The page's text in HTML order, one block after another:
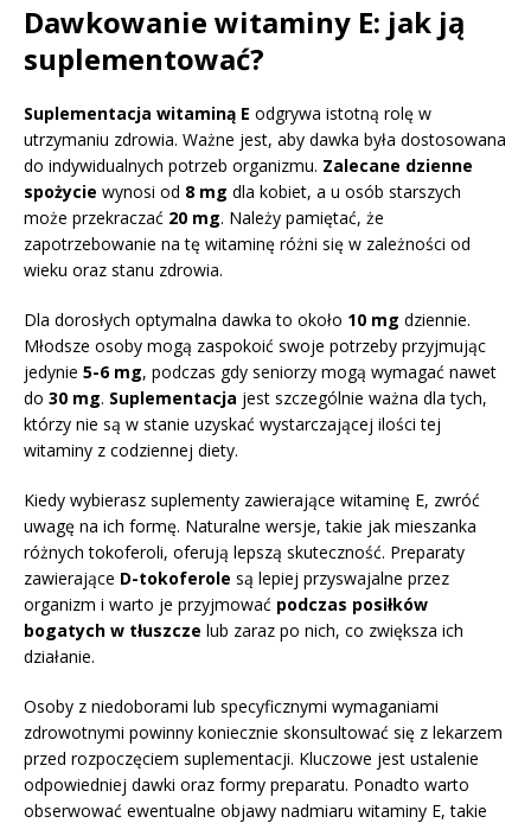
Dawkowanie witaminy E: jak ją
suplementować?
Suplementacja witaminą E odgrywa istotną rolę w
utrzymaniu zdrowia. Ważne jest, aby dawka była dostosowana
do indywidualnych potrzeb organizmu. Zalecane dzienne
spożycie wynosi od 8 mg dla kobiet, a u osób starszych
może przekraczać 20 mg. Należy pamiętać, że
zapotrzebowanie na tę witaminę różni się w zależności od
wieku oraz stanu zdrowia.
Dla dorosłych optymalna dawka to około 10 mg dziennie.
Młodsze osoby mogą zaspokoić swoje potrzeby przyjmując
jedynie 5-6 mg, podczas gdy seniorzy mogą wymagać nawet
do 30 mg. Suplementacja jest szczególnie ważna dla tych,
którzy nie są w stanie uzyskać wystarczającej ilości tej
witaminy z codziennej diety.
Kiedy wybierasz suplementy zawierające witaminę E, zwróć
uwagę na ich formę. Naturalne wersje, takie jak mieszanka
różnych tokoferoli, oferują lepszą skuteczność. Preparaty
zawierające D-tokoferole są lepiej przyswajalne przez
organizm i warto je przyjmować podczas posiłków
bogatych w tłuszcze lub zaraz po nich, co zwiększa ich
działanie.
Osoby z niedoborami lub specyficznymi wymaganiami
zdrowotnymi powinny koniecznie skonsultować się z lekarzem
przed rozpoczęciem suplementacji. Kluczowe jest ustalenie
odpowiedniej dawki oraz formy preparatu. Ponadto warto
obserwować ewentualne objawy nadmiaru witaminy E, takie